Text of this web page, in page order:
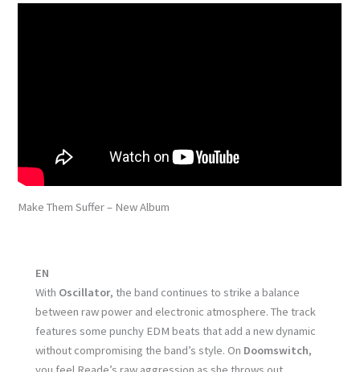
Make Them Suffer – New Album
EN
With Oscillator, the band continues to strike a balance
between raw power and electronic atmosphere. The track
features some punchy EDM beats that add a new dynamic
without compromising the band’s style. On Doomswitch,